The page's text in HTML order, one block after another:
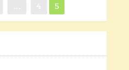
PagePage
5